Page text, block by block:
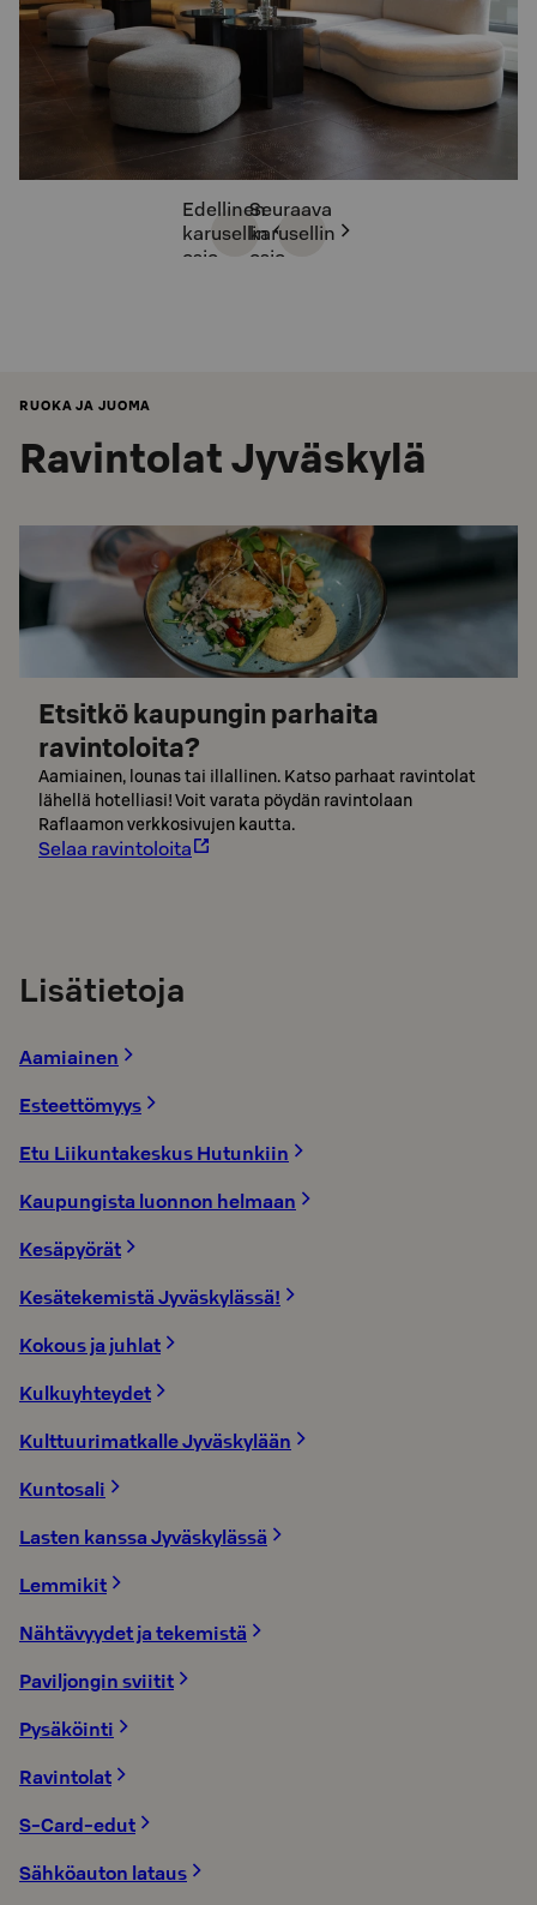
Edellinen
karusellin
osio
Seuraava
karusellin
osio
RUOKA JA JUOMA
Ravintolat Jyväskylä
Etsitkö kaupungin parhaita
ravintoloita?
Aamiainen, lounas tai illallinen. Katso parhaat ravintolat
lähellä hotelliasi! Voit varata pöydän ravintolaan
Raflaamon verkkosivujen kautta.
Selaa ravintoloita
Lisätietoja
Aamiainen
Esteettömyys
Etu Liikuntakeskus Hutunkiin
Kaupungista luonnon helmaan
Kesäpyörät
Kesätekemistä Jyväskylässä!
Kokous ja juhlat
Kulkuyhteydet
Kulttuurimatkalle Jyväskylään
Kuntosali
Lasten kanssa Jyväskylässä
Lemmikit
Nähtävyydet ja tekemistä
Paviljongin sviitit
Pysäköinti
Ravintolat
S-Card-edut
Sähköauton lataus